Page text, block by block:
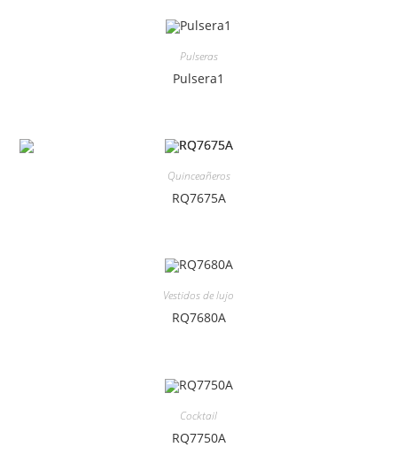
Pulseras
Pulsera1
Quinceañeros
RQ7675A
Vestidos de lujo
RQ7680A
Cocktail
RQ7750A